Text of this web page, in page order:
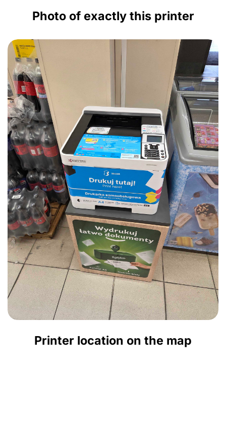
Photo of exactly this printer
Printer location on the map